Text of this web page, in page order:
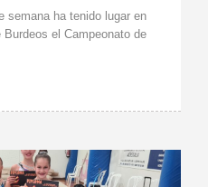
semana ha tenido lugar en
el Campeonato de